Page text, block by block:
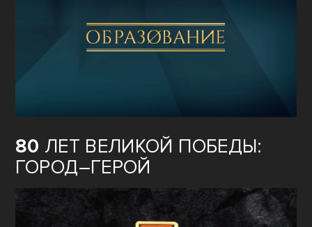
80 ЛЕТ ВЕЛИКОЙ ПОБЕДЫ:
ГОРОД–ГЕРОЙ